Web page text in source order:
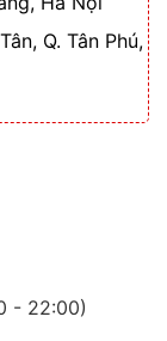
Q. Tân Phú,
- 22:00)